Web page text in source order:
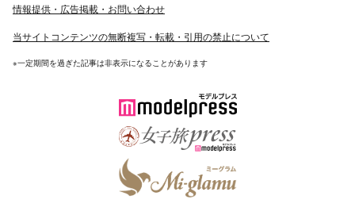
情報提供・広告掲載・お問い合わせ
当サイトコンテンツの無断複写・転載・引用の禁止について
※一定期間を過ぎた記事は非表示になることがあります